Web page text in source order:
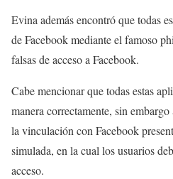
Evina además encontró que todas
de Facebook mediante el famoso
falsas de acceso a Facebook.
Cabe mencionar que todas estas
manera correctamente, sin
la vinculación con Facebook
simulada, en la cual los usuarios
acceso.